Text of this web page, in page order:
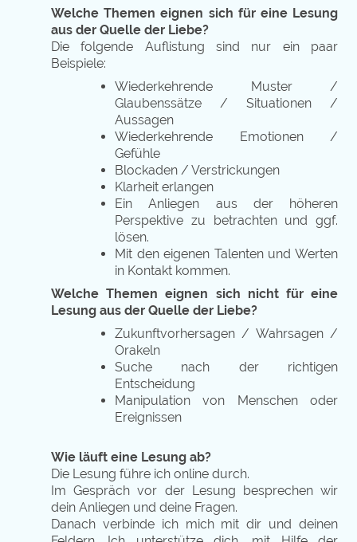
Welche Themen eignen sich für eine Lesung
aus der Quelle der Liebe?
Die folgende Auflistung sind nur ein paar
Beispiele:
Wiederkehrende Muster /
Glaubenssätze / Situationen /
Aussagen
Wiederkehrende Emotionen /
Gefühle
Blockaden / Verstrickungen
Klarheit erlangen
Ein Anliegen aus der höheren
Perspektive zu betrachten und ggf.
lösen.
Mit den eigenen Talenten und Werten
in Kontakt kommen.
Welche Themen eignen sich nicht für eine
Lesung aus der Quelle der Liebe?
Zukunftvorhersagen / Wahrsagen /
Orakeln
Suche nach der richtigen
Entscheidung
Manipulation von Menschen oder
Ereignissen
Wie läuft eine Lesung ab?
Die Lesung führe ich online durch.
Im Gespräch vor der Lesung besprechen wir
dein Anliegen und deine Fragen.
Danach verbinde ich mich mit dir und deinen